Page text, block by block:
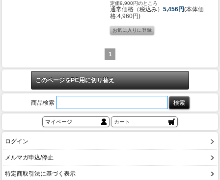
定価9,900円のところ
通常価格（税込み） 5,456円(本体価
格:4,960円)
1
このページをPC用に切り替え
商品検索
マイページ カート
ログイン
メルマガ申込/停止
特定商取引法に基づく表示